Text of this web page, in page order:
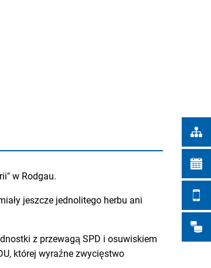
w Rodgau.
jeszcze jednolitego herbu ani
z przewagą SPD i osuwiskiem
której wyraźne zwycięstwo